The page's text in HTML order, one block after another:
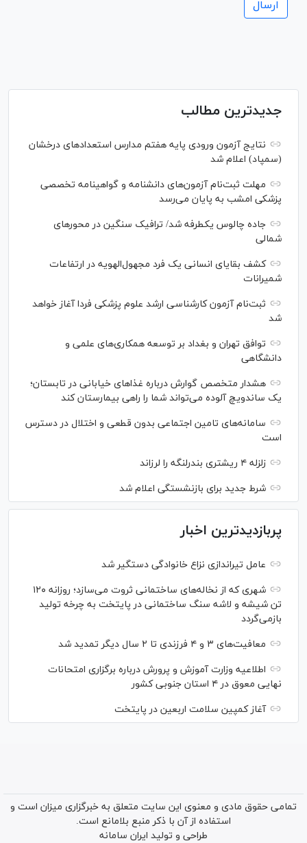
جدیدترین مطالب
نتایج آزمون ورودی پایه هفتم مدارس استعدادهای درخشان
(سمپاد) اعلام شد
مهلت ثبت‌نام آزمون‌های دانشنامه و گواهینامه تخصصی
پزشکی امشب به پایان می‌رسد
جاده چالوس یکطرفه شد/ ترافیک سنگین در محورهای
شمالی
کشف بقایای انسانی یک فرد مجهول‌الهویه در ارتفاعات
شمیرانات
ثبت‌نام آزمون کارشناسی ارشد علوم پزشکی فردا آغاز خواهد
شد
توافق تهران و بغداد بر توسعه همکاری‌های علمی و
دانشگاهی
هشدار متخصص گوارش درباره غذا‌های خیابانی در تابستان؛
یک ساندویچ آلوده می‌تواند شما را راهی بیمارستان کند
سامانه‌های تامین اجتماعی بدون قطعی و اختلال در دسترس
است
زلزله ۴ ریشتری بندرلنگه را لرزاند
شرط جدید برای بازنشستگی اعلام شد
پربازدیدترین اخبار
عامل تیراندازی نزاع خانوادگی دستگیر شد
شهری که از نخاله‌های ساختمانی ثروت می‌سازد؛ روزانه ۱۲۰
تن شیشه و لاشه سنگ ساختمانی در پایتخت به چرخه تولید
بازمی‌گردد
معافیت‌های ۳ و ۴ فرزندی تا ۲ سال دیگر تمدید شد
اطلاعیه وزارت آموزش و پرورش درباره برگزاری امتحانات
نهایی معوق در ۴ استان جنوبی کشور
آغاز کمپین سلامت اربعین در پایتخت
تمامی حقوق مادی و معنوی این سایت متعلق به خبرگزاری میزان است و
استفاده از آن با ذکر منبع بلامانع است.
طراحی و تولید ایران سامانه